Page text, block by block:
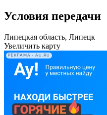
Условия передачи
Липецкая область, Липецк
Увеличить карту
РЕКЛАМА • AU.RU